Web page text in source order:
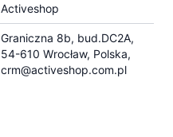
Activeshop
Graniczna 8b, bud.DC2A,
54-610 Wrocław, Polska,
crm@activeshop.com.pl